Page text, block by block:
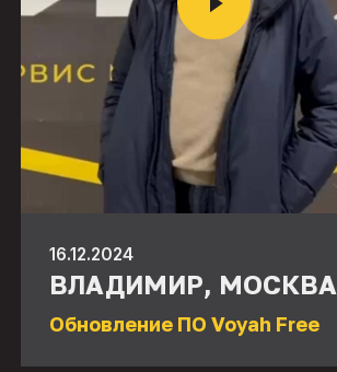
16.12.2024
ВЛАДИМИР, МОСКВА
Обновление ПО Voyah Free